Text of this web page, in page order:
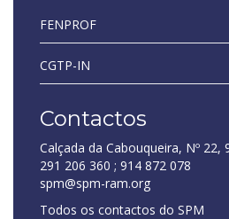
FENPROF
CGTP-IN
Contactos
Calçada da Cabouqueira, Nº 22,
291 206 360 ; 914 872 078
spm@spm-ram.org
Todos os contactos do SPM